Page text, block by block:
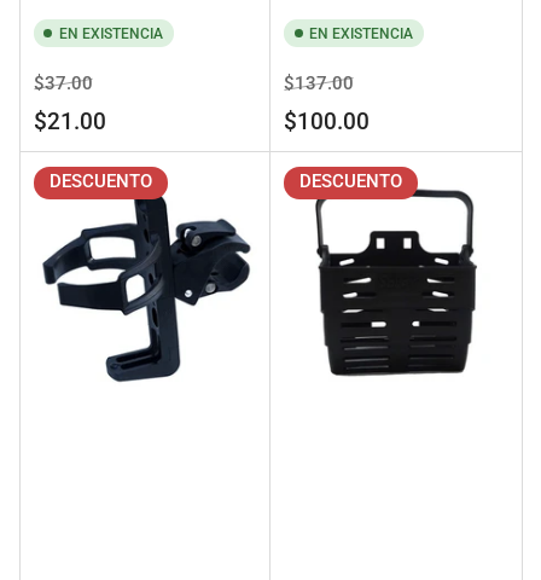
EN EXISTENCIA
Precio
regular
$37.00Precio
de
$21.00
EN EXISTENCIA
Precio
regular
$137.00Precio
de
$100.00
DESCUENTO DESCUENTO